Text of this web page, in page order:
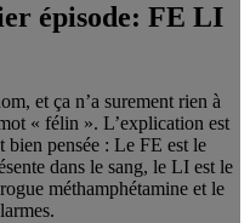
épisode: FE LI
et ça n’a surement rien à
« félin ». L’explication est
bien pensée : Le FE est le
dans le sang, le LI est le
méthamphétamine et le